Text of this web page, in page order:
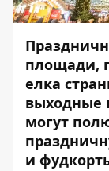
площади,
елка
выходные
могут
и